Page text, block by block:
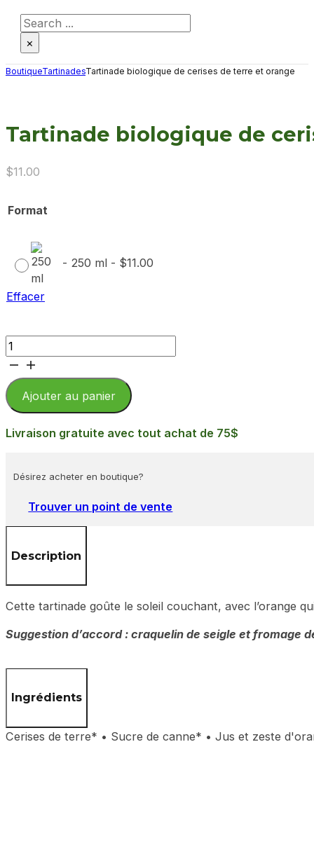
Search
×
BoutiqueTartinadesTartinade biologique de cerises de terre et orange
Tartinade biologique de
$11.00
Format
- 250 ml - $11.00
Effacer
quantité
de
Tartinade
biologique
de
cerises
et
Ajouter au panier
Livraison gratuite avec tout achat de 75$
Désirez acheter en boutique?
Trouver un point de vente
Description
Cette tartinade goûte le soleil couchant, avec l’orange
Suggestion d’accord : craquelin de seigle et fromage
Ingrédients
Cerises de terre* • Sucre de canne* • Jus et zeste